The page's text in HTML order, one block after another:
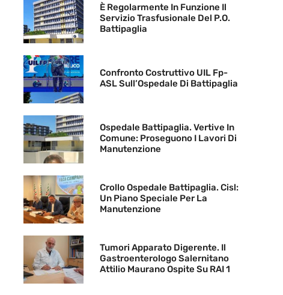
È Regolarmente In Funzione Il
Servizio Trasfusionale Del P.O.
Battipaglia
Confronto Costruttivo UIL Fp-
ASL Sull’Ospedale Di Battipaglia
Ospedale Battipaglia. Vertive In
Comune: Proseguono I Lavori Di
Manutenzione
Crollo Ospedale Battipaglia. Cisl:
Un Piano Speciale Per La
Manutenzione
Tumori Apparato Digerente. Il
Gastroenterologo Salernitano
Attilio Maurano Ospite Su RAI 1